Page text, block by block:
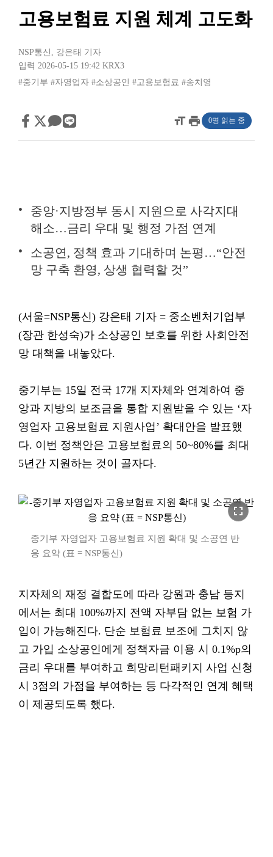
고용보험료 지원 체계 고도화
NSP통신 , 강은태 기자
입력 2026-05-15 19:42 KRX3
#중기부 #자영업자 #소상공인 #고용보험료 #송치영
format_sizeprint 0명 읽는 중
중앙·지방정부 동시 지원으로 사각지대
해소…금리 우대 및 행정 가점 연계
소공연, 정책 효과 기대하며 논평…“안전
망 구축 환영, 상생 협력할 것”
(서울=NSP통신) 강은태 기자 = 중소벤처기업부
(장관 한성숙)가 소상공인 보호를 위한 사회안전
망 대책을 내놓았다.
중기부는 15일 전국 17개 지자체와 연계하여 중
앙과 지방의 보조금을 통합 지원받을 수 있는 ‘자
영업자 고용보험료 지원사업’ 확대안을 발표했
다. 이번 정책안은 고용보험료의 50~80%를 최대
5년간 지원하는 것이 골자다.
fullscreen
중기부 자영업자 고용보험료 지원 확대 및 소공연 반
응 요약 (표 = NSP통신)
지자체의 재정 결합도에 따라 강원과 충남 등지
에서는 최대 100%까지 전액 자부담 없는 보험 가
입이 가능해진다. 단순 보험료 보조에 그치지 않
고 가입 소상공인에게 정책자금 이용 시 0.1%p의
금리 우대를 부여하고 희망리턴패키지 사업 신청
시 3점의 가점을 부여하는 등 다각적인 연계 혜택
이 제공되도록 했다.